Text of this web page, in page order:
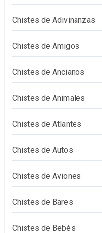
Chistes de Adivinanzas
Chistes de Amigos
Chistes de Ancianos
Chistes de Animales
Chistes de Atlantes
Chistes de Autos
Chistes de Aviones
Chistes de Bares
Chistes de Bebés